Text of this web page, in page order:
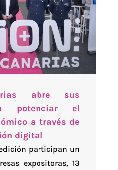
abre sus
potenciar el
a través de
digital
participan un
expositoras, 13